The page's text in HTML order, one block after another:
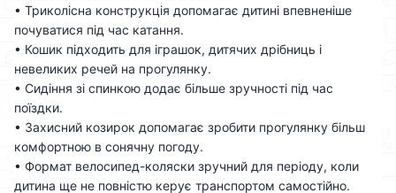
• Триколісна конструкція допомагає дитині впевненіше
почуватися під час катання.
• Кошик підходить для іграшок, дитячих дрібниць і
невеликих речей на прогулянку.
• Сидіння зі спинкою додає більше зручності під час
поїздки.
• Захисний козирок допомагає зробити прогулянку більш
комфортною в сонячну погоду.
• Формат велосипед-коляски зручний для періоду, коли
дитина ще не повністю керує транспортом самостійно.